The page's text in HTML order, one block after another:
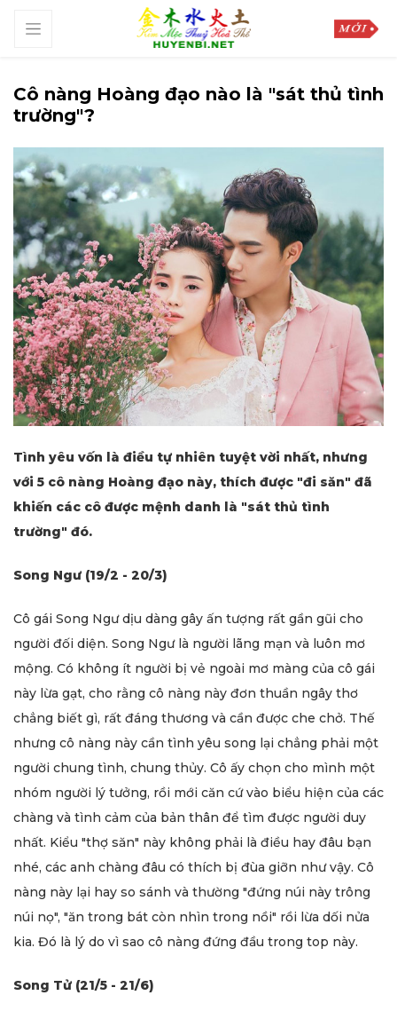
Cô nàng Hoàng đạo nào là "sát thủ tình
trường"?
Tình yêu vốn là điều tự nhiên tuyệt vời nhất, nhưng
với 5 cô nàng Hoàng đạo này, thích được "đi săn" đã
khiến các cô được mệnh danh là "sát thủ tình
trường" đó.
Song Ngư (19/2 - 20/3)
Cô gái Song Ngư dịu dàng gây ấn tượng rất gần gũi cho
người đối diện. Song Ngư là người lãng mạn và luôn mơ
mộng. Có không ít người bị vẻ ngoài mơ màng của cô gái
này lừa gạt, cho rằng cô nàng này đơn thuần ngây thơ
chẳng biết gì, rất đáng thương và cần được che chở. Thế
nhưng cô nàng này cần tình yêu song lại chẳng phải một
người chung tình, chung thủy. Cô ấy chọn cho mình một
nhóm người lý tưởng, rồi mới căn cứ vào biểu hiện của các
chàng và tình cảm của bản thân để tìm được người duy
nhất. Kiểu "thợ săn" này không phải là điều hay đâu bạn
nhé, các anh chàng đâu có thích bị đùa giỡn như vậy. Cô
nàng này lại hay so sánh và thường "đứng núi này trông
núi nọ", "ăn trong bát còn nhìn trong nồi" rồi lừa dối nửa
kia. Đó là lý do vì sao cô nàng đứng đầu trong top này.
Song Tử (21/5 - 21/6)